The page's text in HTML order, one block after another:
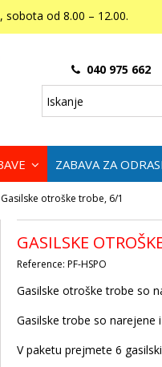
od 8.00 – 12.00.
040 975 662
ZABAVA ZA
Gasilske otroške trobe, 6/1
GASILSKE
Reference: PF-HSPO
Gasilske otroške trobe so
Gasilske trobe so narejene
V paketu prejmete 6